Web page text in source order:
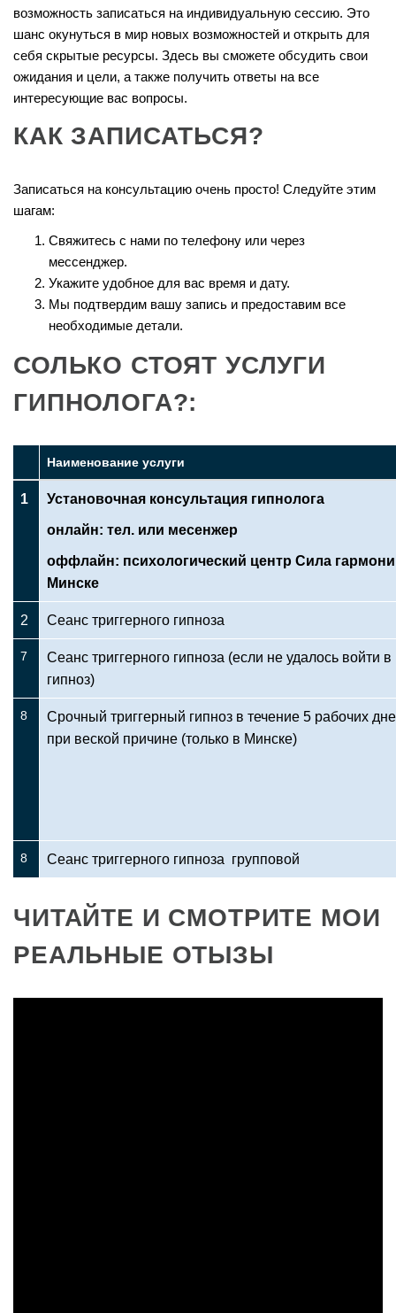
возможность записаться на индивидуальную сессию. Это
шанс окунуться в мир новых возможностей и открыть для
себя скрытые ресурсы. Здесь вы сможете обсудить свои
ожидания и цели, а также получить ответы на все
интересующие вас вопросы.
КАК ЗАПИСАТЬСЯ?
Записаться на консультацию очень просто! Следуйте этим
шагам:
Свяжитесь с нами по телефону или через
мессенджер.
Укажите удобное для вас время и дату.
Мы подтвердим вашу запись и предоставим все
необходимые детали.
СОЛЬКО СТОЯТ УСЛУГИ
ГИПНОЛОГА?:
Наименование услуги
1 Установочная консультация гипнолога
онлайн: тел. или месенжер
оффлайн: психологический центр Сила
Минске
2 Сеанс триггерного гипноза
7
Сеанс триггерного гипноза (если не удалось войти в
гипноз)
8
Срочный триггерный гипноз в течение 5 рабочих
при веской причине (только в Минске)
8 Сеанс триггерного гипноза групповой
ЧИТАЙТЕ И СМОТРИТЕ МОИ
РЕАЛЬНЫЕ ОТЫЗЫ